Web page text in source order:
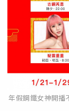
年假鋼鐵女神開播